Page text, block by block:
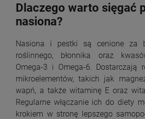
Dlaczego warto sięgać
nasiona?
Nasiona i pestki są cenione za
roślinnego, błonnika oraz
Omega-3 i Omega-6. Dostarczają
mikroelementów, takich jak
wapń, a także witaminę E oraz
Regularne włączanie ich do diety
krokiem w stronę lepszego